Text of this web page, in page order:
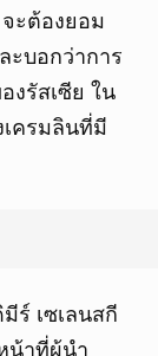
ะต้องยอม
ะบอกว่าการ
งรัสเซีย ใน
ครมลินที่มี
ร์ เซเลนสกี
น้าที่ผู้นำ